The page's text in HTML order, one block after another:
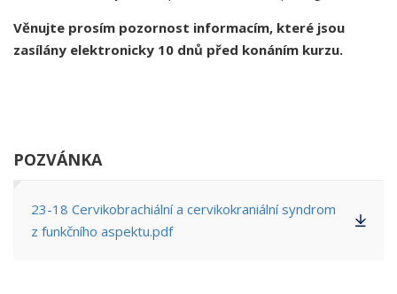
Věnujte prosím pozornost informacím, které jsou
zasílány elektronicky 10 dnů před konáním kurzu.
POZVÁNKA
23-18 Cervikobrachiální a cervikokraniální syndrom
z funkčního aspektu.pdf